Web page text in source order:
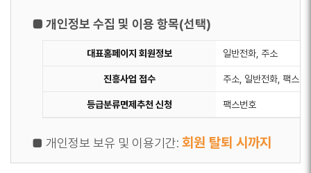
이용자는 본 개인정보 수집 및 이용 필수항목에
대해 동의를 거부할 권리가 있습니다. 단, 동의 거
부 시에는 회원가입 및 회원가입에 따른 서비스
■ 개인정보 수집 및 이용 항목(선택)
대표홈페이지 회원정보 일반전화, 주소
진흥사업 접수 주소, 일반전화, 팩스번
등급분류면제추천 신청 팩스번호
■ 개인정보 보유 및 이용기간: 회원 탈퇴 시까지